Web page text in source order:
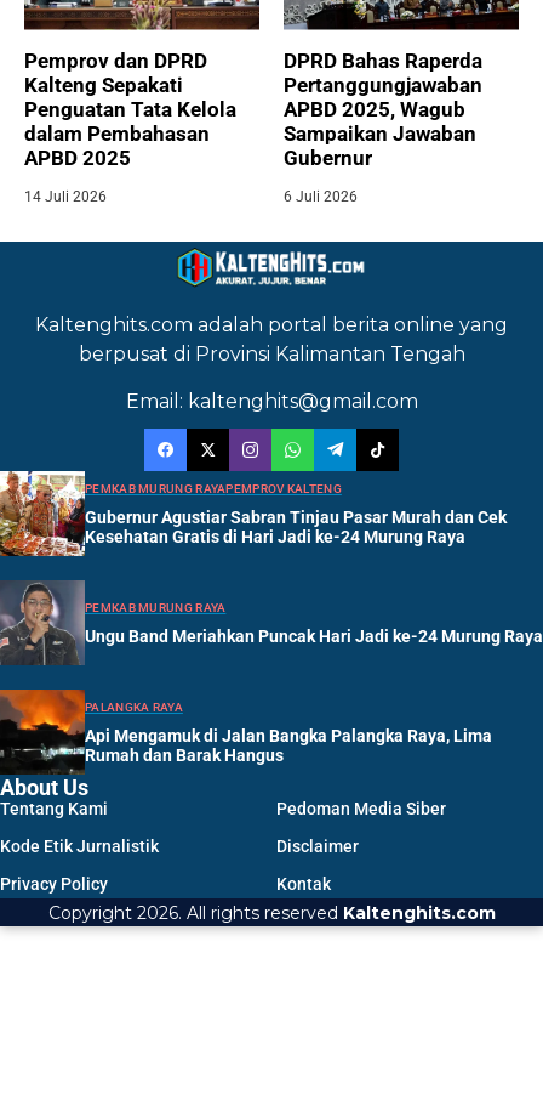
Pemprov dan DPRD
Kalteng Sepakati
Penguatan Tata Kelola
dalam Pembahasan
APBD 2025
14 Juli 2026
DPRD Bahas Raperda
Pertanggungjawaban
APBD 2025, Wagub
Sampaikan Jawaban
Gubernur
6 Juli 2026
Kaltenghits.com adalah portal berita online yang
berpusat di Provinsi Kalimantan Tengah
Email: kaltenghits@gmail.com
PEMKAB MURUNG RAYAPEMPROV KALTENG
Gubernur Agustiar Sabran Tinjau Pasar Murah dan Cek
Kesehatan Gratis di Hari Jadi ke-24 Murung Raya
PEMKAB MURUNG RAYA
Ungu Band Meriahkan Puncak Hari Jadi ke-24 Murung Raya
PALANGKA RAYA
Api Mengamuk di Jalan Bangka Palangka Raya, Lima
Rumah dan Barak Hangus
About Us
Tentang Kami
Pedoman Media Siber
Kode Etik Jurnalistik
Disclaimer
Privacy Policy
Kontak
Copyright 2026. All rights reserved Kaltenghits.com